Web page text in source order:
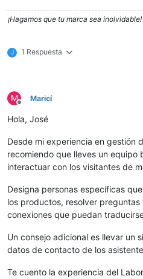
¡Hagamos que tu marca sea inolvidable!
J 1 Respuesta
M
Desconectado
Maricí
Hola, José
Desde mi experiencia en gestión
recomiendo que lleves un equipo
interactuar con los visitantes de
Designa personas específicas
los productos, resolver
conexiones que puedan
Un consejo adicional es llevar un
datos de contacto de los
Te cuento la experiencia del